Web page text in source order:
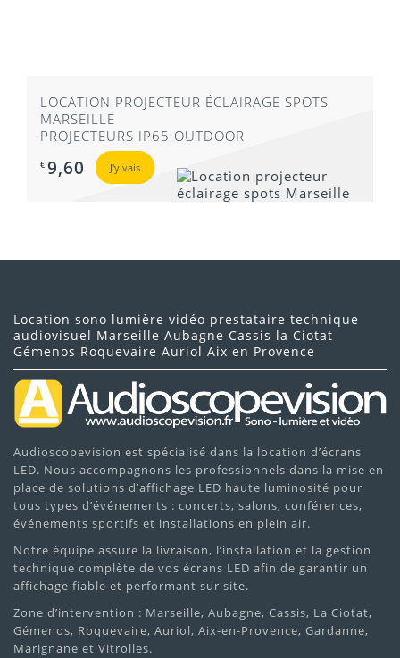
LOCATION PROJECTEUR ÉCLAIRAGE SPOTS
MARSEILLE
PROJECTEURS IP65 OUTDOOR
€ 9,60 J'y vais
Location sono lumière vidéo prestataire technique
audiovisuel Marseille Aubagne Cassis la Ciotat
Gémenos Roquevaire Auriol Aix en Provence
Audioscopevision est spécialisé dans la location d’écrans
LED. Nous accompagnons les professionnels dans la mise en
place de solutions d’affichage LED haute luminosité pour
tous types d’événements : concerts, salons, conférences,
événements sportifs et installations en plein air.
Notre équipe assure la livraison, l’installation et la gestion
technique complète de vos écrans LED afin de garantir un
affichage fiable et performant sur site.
Zone d’intervention : Marseille, Aubagne, Cassis, La Ciotat,
Gémenos, Roquevaire, Auriol, Aix-en-Provence, Gardanne,
Marignane et Vitrolles.